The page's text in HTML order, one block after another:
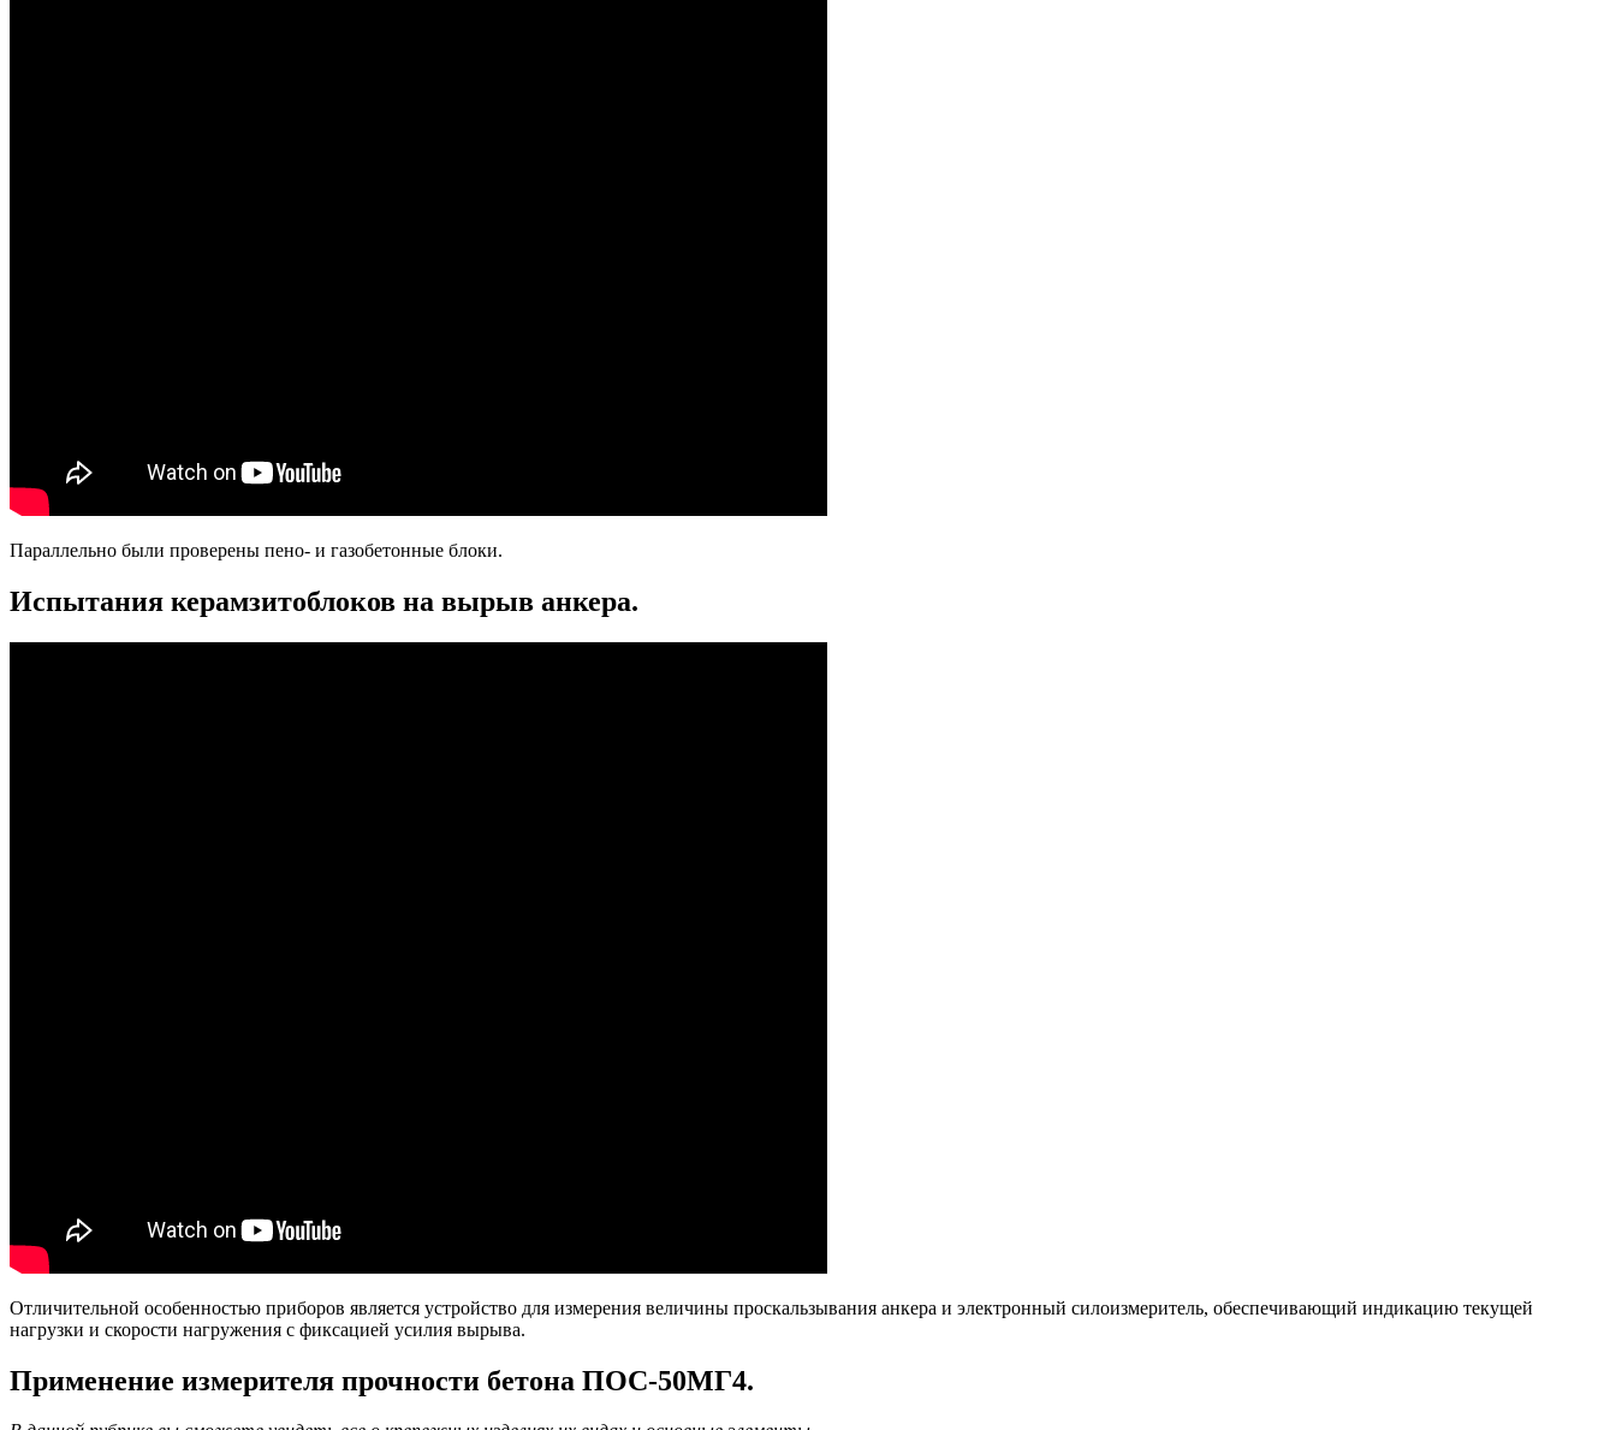
Параллельно были проверены пено- и газобетонные блоки.
Испытания керамзитоблоков на вырыв анкера.
Отличительной особенностью приборов является устройство для измерения величины проскальзывания анкера и электронный силоизмеритель, обеспечивающий индикацию текущей
нагрузки и скорости нагружения с фиксацией усилия вырыва.
Применение измерителя прочности бетона ПОС-50МГ4.